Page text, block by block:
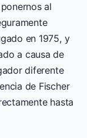
al
en 1975, y
a causa de
diferente
de Fischer
hasta